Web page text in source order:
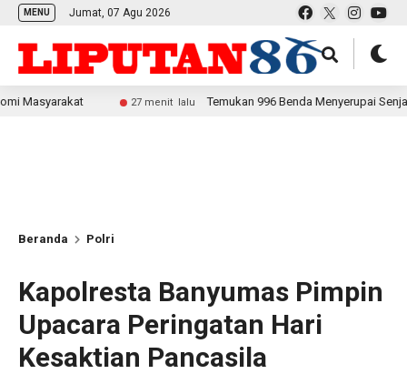
MENU Jumat, 07 Agu 2026
27 menit lalu Temukan 996 Benda Menyerupai Senjata di
Beranda Polri
Kapolresta Banyumas Pimpin
Upacara Peringatan Hari
Kesaktian Pancasila